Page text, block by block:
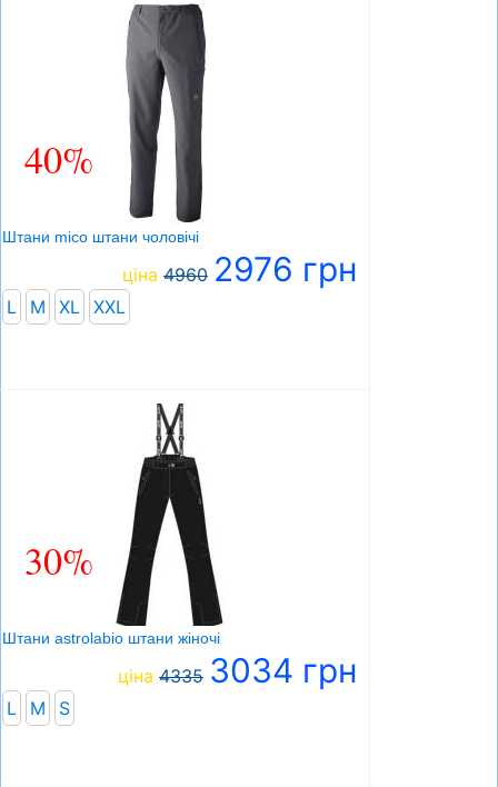
40%
Штани mico штани чоловічі
ціна 4960 2976 грн
L M XL XXL
30%
Штани astrolabio штани жіночі
ціна 4335 3034 грн
L M S